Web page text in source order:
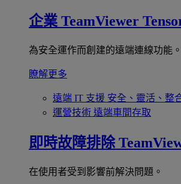
企業 TeamViewer
為安全運作而創建的遠端連線功能。
瞭解更多
遠端 IT 支援 安全、靈活、整
運營技術 遠端車間存取
即時故障排除
在使用者受到影響前解決問題。